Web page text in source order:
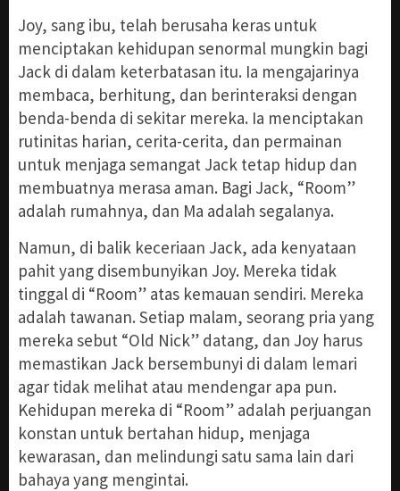
Joy, sang ibu, telah berusaha keras untuk
menciptakan kehidupan senormal mungkin bagi
Jack di dalam keterbatasan itu. Ia mengajarinya
membaca, berhitung, dan berinteraksi dengan
benda-benda di sekitar mereka. Ia menciptakan
rutinitas harian, cerita-cerita, dan permainan
untuk menjaga semangat Jack tetap hidup dan
membuatnya merasa aman. Bagi Jack, “Room”
adalah rumahnya, dan Ma adalah segalanya.
Namun, di balik keceriaan Jack, ada kenyataan
pahit yang disembunyikan Joy. Mereka tidak
tinggal di “Room” atas kemauan sendiri. Mereka
adalah tawanan. Setiap malam, seorang pria yang
mereka sebut “Old Nick” datang, dan Joy harus
memastikan Jack bersembunyi di dalam lemari
agar tidak melihat atau mendengar apa pun.
Kehidupan mereka di “Room” adalah perjuangan
konstan untuk bertahan hidup, menjaga
kewarasan, dan melindungi satu sama lain dari
bahaya yang mengintai.